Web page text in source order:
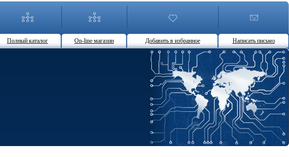
Полный каталог On-line магазин Добавить в избранное Написать письмо